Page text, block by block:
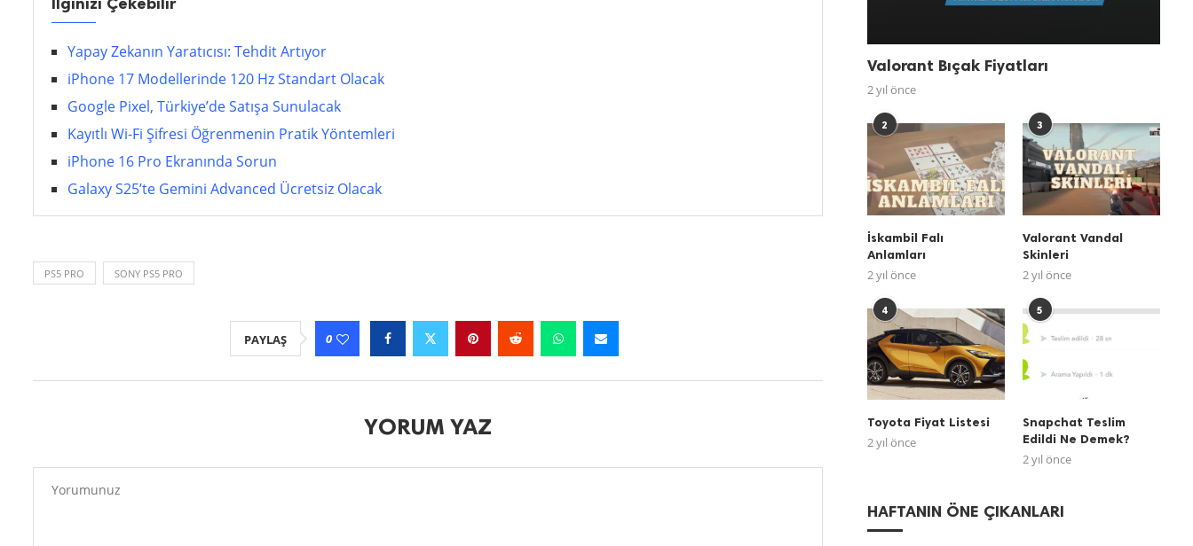
Yapay Zekanın Yaratıcısı: Tehdit Artıyor
iPhone 17 Modellerinde 120 Hz Standart Olacak
Google Pixel, Türkiye’de Satışa Sunulacak
Kayıtlı Wi-Fi Şifresi Öğrenmenin Pratik Yöntemleri
iPhone 16 Pro Ekranında Sorun
Galaxy S25’te Gemini Advanced Ücretsiz Olacak
PS5 PRO SONY PS5 PRO
PAYLAŞ 0
YORUM YAZ
Valorant Bıçak Fiyatları
2 yıl önce
2
İskambil Falı
Anlamları
2 yıl önce
3
Valorant Vandal
Skinleri
2 yıl önce
4
Toyota Fiyat Listesi
2 yıl önce
5
Snapchat Teslim
Edildi Ne Demek?
2 yıl önce
HAFTANIN ÖNE ÇIKANLARI